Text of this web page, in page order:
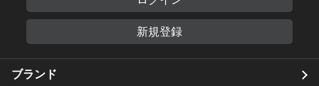
新規登録
ブランド